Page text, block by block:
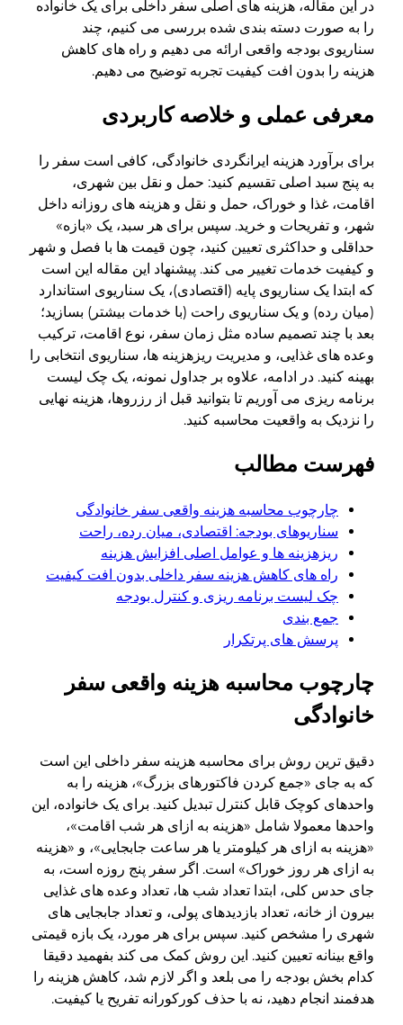
در این مقاله، هزینه های اصلی سفر داخلی برای یک خانواده
را به صورت دسته بندی شده بررسی می کنیم، چند
سناریوی بودجه واقعی ارائه می دهیم و راه های کاهش
هزینه را بدون افت کیفیت تجربه توضیح می دهیم.
معرفی عملی و خلاصه کاربردی
برای برآورد هزینه ایرانگردی خانوادگی، کافی است سفر را
به پنج سبد اصلی تقسیم کنید: حمل و نقل بین شهری،
اقامت، غذا و خوراک، حمل و نقل و هزینه های روزانه داخل
شهر، و تفریحات و خرید. سپس برای هر سبد، یک «بازه»
حداقلی و حداکثری تعیین کنید، چون قیمت ها با فصل و شهر
و کیفیت خدمات تغییر می کند. پیشنهاد این مقاله این است
که ابتدا یک سناریوی پایه (اقتصادی)، یک سناریوی استاندارد
(میان رده) و یک سناریوی راحت (با خدمات بیشتر) بسازید؛
بعد با چند تصمیم ساده مثل زمان سفر، نوع اقامت، ترکیب
وعده های غذایی، و مدیریت ریزهزینه ها، سناریوی انتخابی را
بهینه کنید. در ادامه، علاوه بر جداول نمونه، یک چک لیست
برنامه ریزی می آوریم تا بتوانید قبل از رزروها، هزینه نهایی
را نزدیک به واقعیت محاسبه کنید.
فهرست مطالب
چارچوب محاسبه هزینه واقعی سفر خانوادگی
سناریوهای بودجه: اقتصادی، میان رده، راحت
ریزهزینه ها و عوامل اصلی افزایش هزینه
راه های کاهش هزینه سفر داخلی بدون افت کیفیت
چک لیست برنامه ریزی و کنترل بودجه
جمع بندی
پرسش های پرتکرار
چارچوب محاسبه هزینه واقعی سفر
خانوادگی
دقیق ترین روش برای محاسبه هزینه سفر داخلی این است
که به جای «جمع کردن فاکتورهای بزرگ»، هزینه را به
واحدهای کوچک قابل کنترل تبدیل کنید. برای یک خانواده، این
واحدها معمولا شامل «هزینه به ازای هر شب اقامت»،
«هزینه به ازای هر کیلومتر یا هر ساعت جابجایی»، و «هزینه
به ازای هر روز خوراک» است. اگر سفر پنج روزه است، به
جای حدس کلی، ابتدا تعداد شب ها، تعداد وعده های غذایی
بیرون از خانه، تعداد بازدیدهای پولی، و تعداد جابجایی های
شهری را مشخص کنید. سپس برای هر مورد، یک بازه قیمتی
واقع بینانه تعیین کنید. این روش کمک می کند بفهمید دقیقا
کدام بخش بودجه را می بلعد و اگر لازم شد، کاهش هزینه را
هدفمند انجام دهید، نه با حذف کورکورانه تفریح یا کیفیت.